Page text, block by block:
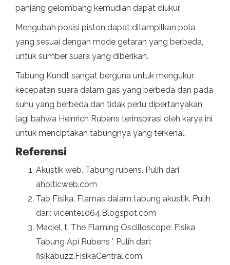
panjang gelombang kemudian dapat diukur.
Mengubah posisi piston dapat ditampilkan pola
yang sesuai dengan mode getaran yang berbeda,
untuk sumber suara yang diberikan.
Tabung Kundt sangat berguna untuk mengukur
kecepatan suara dalam gas yang berbeda dan pada
suhu yang berbeda dan tidak perlu dipertanyakan
lagi bahwa Heinrich Rubens terinspirasi oleh karya ini
untuk menciptakan tabungnya yang terkenal.
Referensi
Akustik web. Tabung rubens. Pulih dari
aholticweb.com
Tao Fisika. Flamas dalam tabung akustik. Pulih
dari: vicente1064.Blogspot.com
Maciel, t. The Flaming Oscilloscope: Fisika
Tabung Api Rubens '. Pulih dari:
fisikabuzz.FisikaCentral.com.